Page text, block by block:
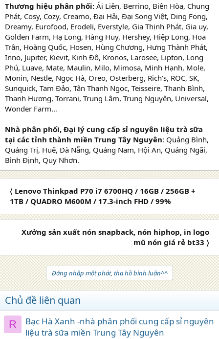
Thương hiệu phân phối: Ái Liên, Berrino, Biên Hòa, Chung
Phát, Cosy, Cozy, Creamo, Đại Hải, Đại Song Việt, Ding Fong,
Dreamy, Eurofood, Erodeli, Everstyle, Gia Thịnh Phát, Gia uy,
Golden Farm, Hạ Long, Hàng Huy, Hershey, Hiệp Long, Hoa
Trân, Hoàng Quốc, Hosen, Hùng Chương, Hưng Thành Phát,
Inno, Jupiter, Kievit, Kinh Đô, Kronos, Larosee, Lipton, Long
Phú, Luave, Mate, Maulin, Milo, Mimosa, Minh Hạnh, Mole,
Monin, Nestle, Ngọc Hà, Oreo, Osterberg, Rich’s, ROC, SK,
Sunquick, Tam Đảo, Tân Thanh Ngọc, Teisseire, Thanh Bình,
Thanh Hương, Torrani, Trung Lâm, Trung Nguyên, Universal,
Wonder Farm…
Nhà phân phối, Đại lý cung cấp sỉ nguyên liệu trà sữa
tại các tỉnh thành miền Trung Tây Nguyên: Quảng Bình,
Quảng Trị, Huế, Đà Nẵng, Quảng Nam, Hội An, Quảng Ngãi,
Bình Định, Quy Nhơn.
〈 Lenovo Thinkpad P70 i7 6700HQ / 16GB / 256GB +
1TB / QUADRO M600M / 17.3-inch FHD / 99%
Xưởng sản xuất nón snapback, nón hiphop, in logo
mũ nón giá rẻ bt33 〉
Đăng nhập một phát, tha hồ bình luận^^
Chủ đề liên quan
R
Bạc Hà Xanh -nhà phân phối cung cấp sỉ nguyên
liệu trà sữa miền Trung Tây Nguyên